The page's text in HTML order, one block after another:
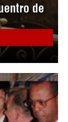
de